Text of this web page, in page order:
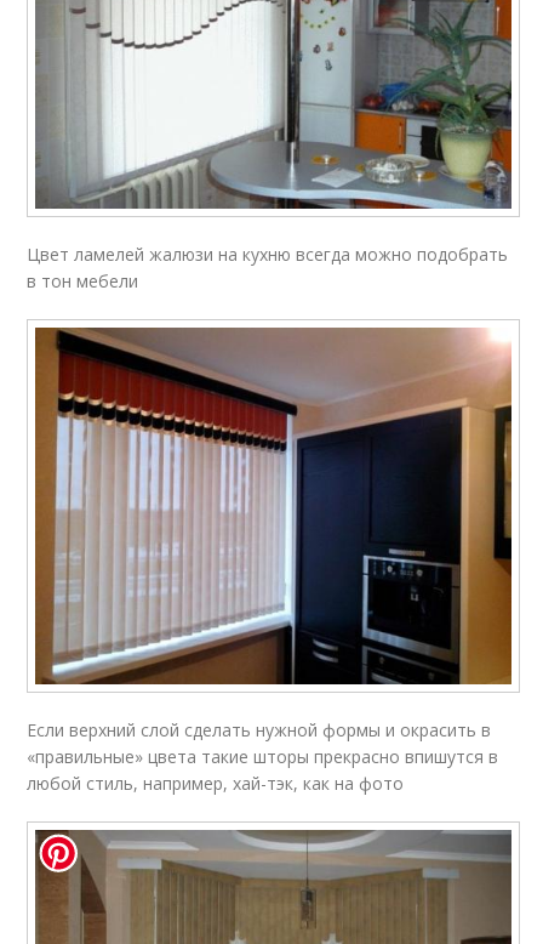
Цвет ламелей жалюзи на кухню всегда можно подобрать
в тон мебели
Если верхний слой сделать нужной формы и окрасить в
«правильные» цвета такие шторы прекрасно впишутся в
любой стиль, например, хай-тэк, как на фото